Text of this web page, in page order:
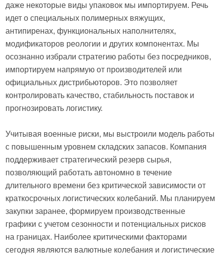
даже некоторые виды упаковок мы импортируем. Речь
идет о специальных полимерных вяжущих,
антипиренах, функциональных наполнителях,
модификаторов реологии и других компонентах. Мы
осознанно избрали стратегию работы без посредников,
импортируем напрямую от производителей или
официальных дистрибьюторов. Это позволяет
контролировать качество, стабильность поставок и
прогнозировать логистику.
Учитывая военные риски, мы выстроили модель работы
с повышенным уровнем складских запасов. Компания
поддерживает стратегический резерв сырья,
позволяющий работать автономно в течение
длительного времени без критической зависимости от
краткосрочных логистических колебаний. Мы планируем
закупки заранее, формируем производственные
графики с учетом сезонности и потенциальных рисков
на границах. Наиболее критическими факторами
сегодня являются валютные колебания и логистические